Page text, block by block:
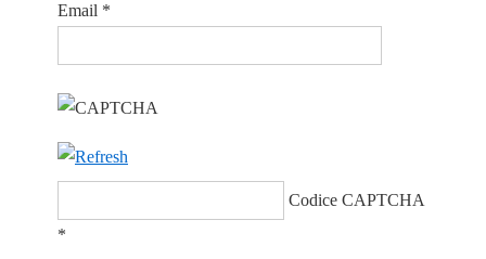
Email *
Codice CAPTCHA
*